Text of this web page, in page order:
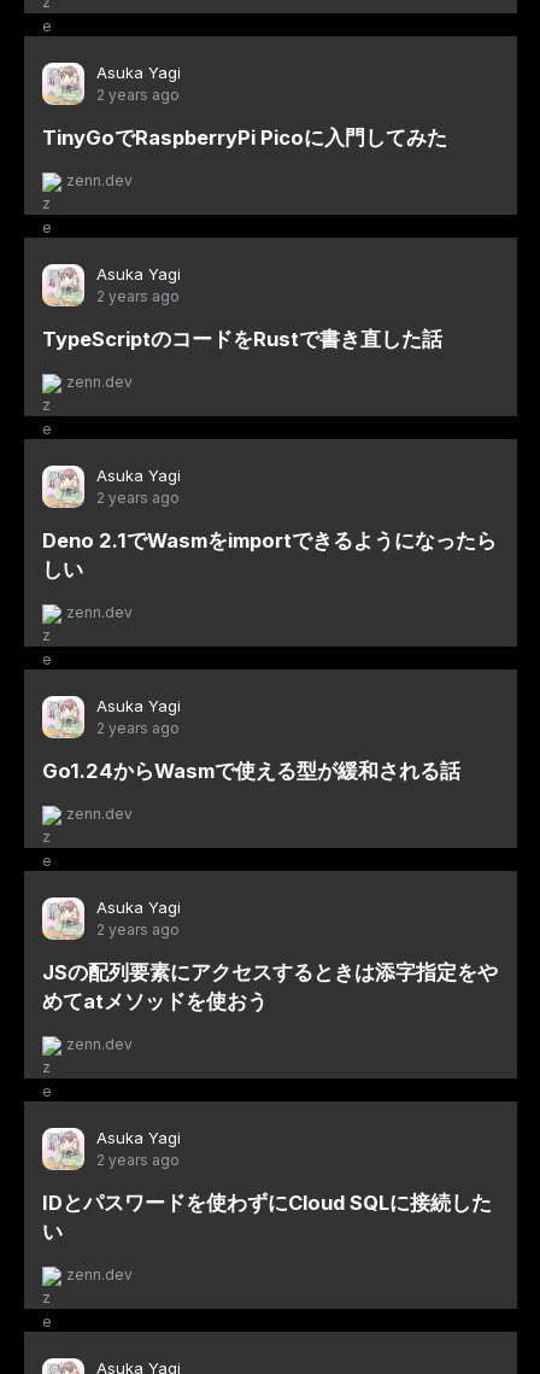
Asuka Yagi
2 years ago
TinyGoでRaspberryPi Picoに入門してみた
zenn.dev
Asuka Yagi
2 years ago
TypeScriptのコードをRustで書き直した話
zenn.dev
Asuka Yagi
2 years ago
Deno 2.1でWasmをimportできるようになったら
しい
zenn.dev
Asuka Yagi
2 years ago
Go1.24からWasmで使える型が緩和される話
zenn.dev
Asuka Yagi
2 years ago
JSの配列要素にアクセスするときは添字指定をや
めてatメソッドを使おう
zenn.dev
Asuka Yagi
2 years ago
IDとパスワードを使わずにCloud SQLに接続した
い
zenn.dev
Asuka Yagi